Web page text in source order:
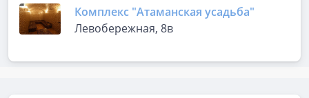
Комплекс "Атаманская усадьба"
Левобережная, 8в